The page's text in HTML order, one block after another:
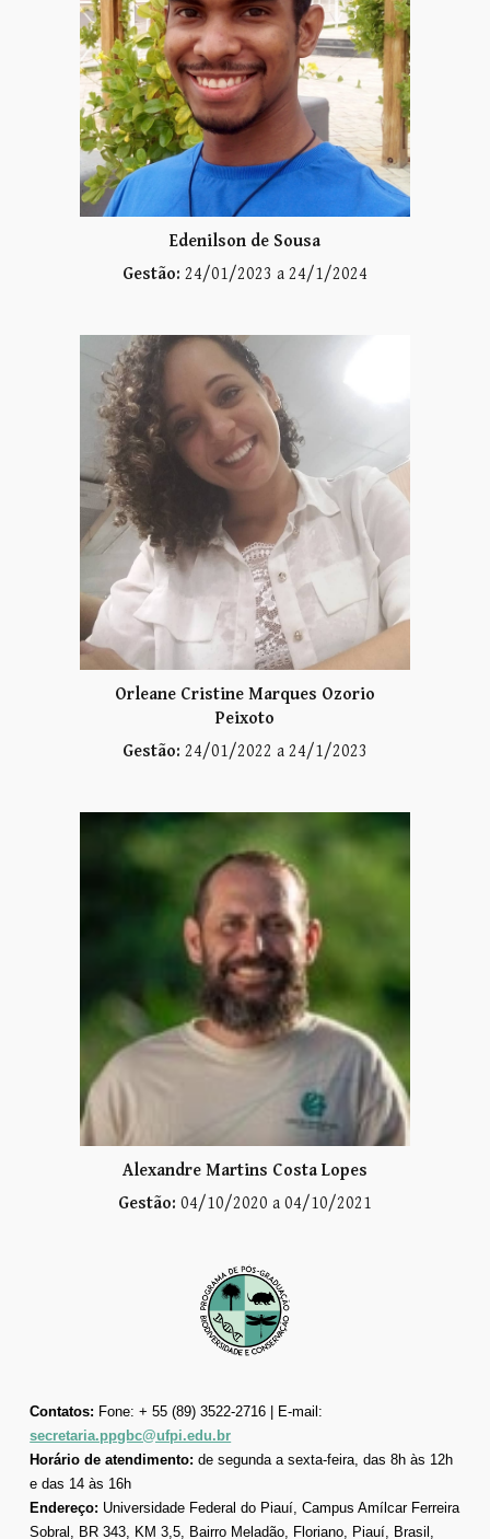
Edenilson de Sousa
Gestão: 24/01/2023 a 24/1/2024
Orleane Cristine Marques Ozorio
Peixoto
Gestão: 24/01/2022 a 24/1/2023
Alexandre Martins Costa Lopes
Gestão: 04/10/2020 a 04/10/2021
Contatos: Fone: + 55 (89) 3522-2716 | E-mail:
secretaria.ppgbc@ufpi.edu.br
Horário de atendimento: de segunda a sexta-feira, das 8h às 12h
e das 14 às 16h
Endereço: Universidade Federal do Piauí, Campus Amílcar Ferreira
Sobral, BR 343, KM 3,5, Bairro Meladão, Floriano, Piauí, Brasil,